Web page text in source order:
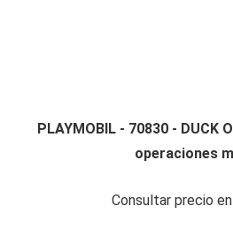
PLAYMOBIL - 70830 - DUCK
operaciones
Consultar precio